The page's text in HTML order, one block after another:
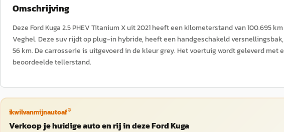
Omschrijving
Deze Ford Kuga 2.5 PHEV Titanium X uit 2021 heeft een kilometerstand van 100.695
Veghel. Deze suv rijdt op plug-in hybride, heeft een handgeschakeld
56 km. De carrosserie is uitgevoerd in de kleur grey. Het voertuig wordt geleverd met
beoordeelde tellerstand.
ikwilvanmijnautoaf®
Verkoop je huidige auto en rij in deze Ford Kuga